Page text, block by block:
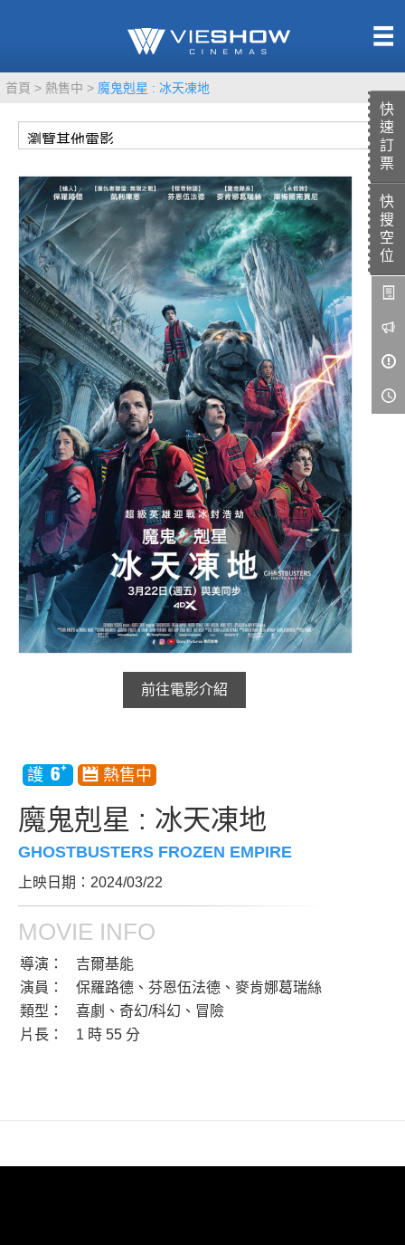
快
速
訂
票
快
搜
空
位
首頁 熱售中 魔鬼剋星 : 冰天凍地
前往電影介紹
魔鬼剋星 : 冰天凍地
GHOSTBUSTERS FROZEN EMPIRE
上映日期：2024/03/22
MOVIE INFO
導演：
吉爾基能
演員：
保羅路德、芬恩伍法德、麥肯娜葛瑞絲
類型：
喜劇、奇幻/科幻、冒險
片長：
1 時 55 分
TITAN SCREEN
MUCROWN
IMAX
4DX
VR 演唱會
GOLD CLASS
AD口述影像
LIVE演唱會
影城餐飲
UNICORN
影城公告
影城活動
中獎名單
合作夥伴
商家介紹
加入iShow
會員Q&A